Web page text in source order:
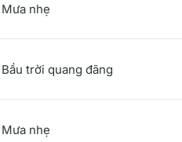
Mưa nhẹ
Bầu trời quang đãng
Mưa nhẹ